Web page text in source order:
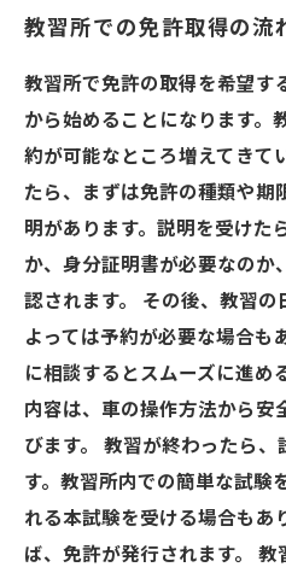
教習所での免許取得の流
教習所で免許の取得を希望す
から始めることになります。
約が可能なところ増えてきて
たら、まずは免許の種類や期
明があります。説明を受けた
か、身分証明書が必要なのか
認されます。 その後、教習の
よっては予約が必要な場合も
に相談するとスムーズに進め
内容は、車の操作方法から安
びます。 教習が終わったら
す。教習所内での簡単な試験
れる本試験を受ける場合もあ
ば、免許が発行されます。